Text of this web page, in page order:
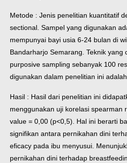
Metode : Jenis penelitian kuantitatif
sectional. Sampel yang digunakan
mempunyai bayi usia 6-24 bulan di
Bandarharjo Semarang. Teknik yang
purposive sampling sebanyak 100
digunakan dalam penelitian ini
Hasil : Hasil dari penelitian ini
menggunakan uji korelasi spearman
value = 0,00 (p<0,5). Hal ini berarti
signifikan antara pernikahan dini
eficacy pada ibu menyusui.
pernikahan dini terhadap